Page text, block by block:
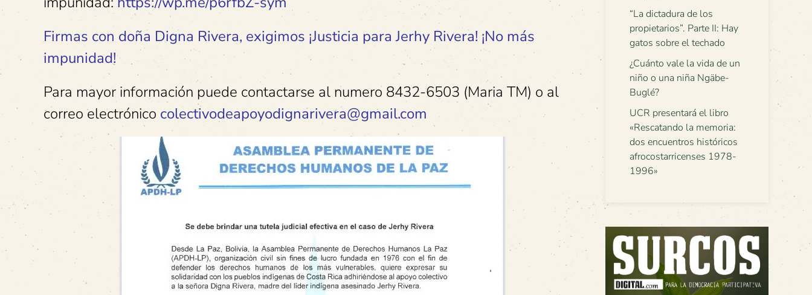
Firmas con doña Digna Rivera, exigimos ¡Justicia para Jerhy Rivera! ¡No más
impunidad!
Para mayor información puede contactarse al numero 8432-6503 (Maria TM) o al
correo electrónico colectivodeapoyodignarivera@gmail.com
“La dictadura de los
propietarios”. Parte II: Hay
gatos sobre el techado
¿Cuánto vale la vida de un
niño o una niña Ngäbe-
Buglé?
UCR presentará el libro
«Rescatando la memoria:
dos encuentros históricos
afrocostarricenses 1978-
1996»